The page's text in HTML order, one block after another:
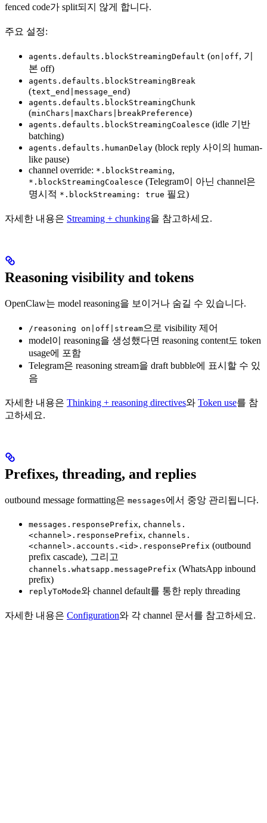
fenced code가 split되지 않게 합니다.
주요 설정:
agents.defaults.blockStreamingDefault (on|off, 기
본 off)
agents.defaults.blockStreamingBreak
(text_end|message_end)
agents.defaults.blockStreamingChunk
(minChars|maxChars|breakPreference)
agents.defaults.blockStreamingCoalesce (idle 기반
batching)
agents.defaults.humanDelay (block reply 사이의 human-
like pause)
channel override: *.blockStreaming,
*.blockStreamingCoalesce (Telegram이 아닌 channel은
명시적 *.blockStreaming: true 필요)
자세한 내용은 Streaming + chunking을 참고하세요.
Reasoning visibility and tokens
OpenClaw는 model reasoning을 보이거나 숨길 수 있습니다.
/reasoning on|off|stream으로 visibility 제어
model이 reasoning을 생성했다면 reasoning content도 token
usage에 포함
Telegram은 reasoning stream을 draft bubble에 표시할 수 있
음
자세한 내용은 Thinking + reasoning directives와 Token use를 참
고하세요.
Prefixes, threading, and replies
outbound message formatting은 messages에서 중앙 관리됩니다.
messages.responsePrefix, channels.
<channel>.responsePrefix, channels.
<channel>.accounts.<id>.responsePrefix (outbound
prefix cascade), 그리고
channels.whatsapp.messagePrefix (WhatsApp inbound
prefix)
replyToMode와 channel default를 통한 reply threading
자세한 내용은 Configuration와 각 channel 문서를 참고하세요.